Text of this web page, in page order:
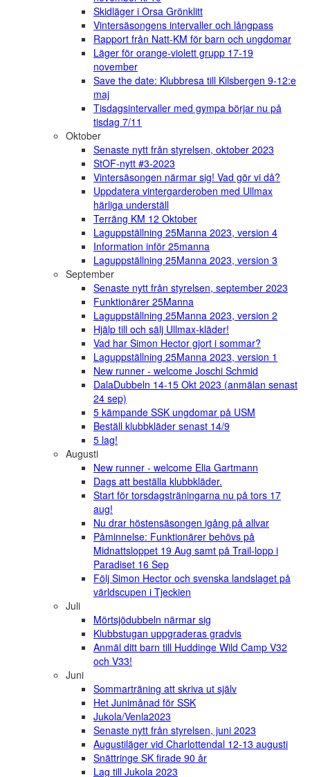
Skidläger i Orsa Grönklitt
Vintersäsongens intervaller och långpass
Rapport från Natt-KM för barn och ungdomar
Läger för orange-violett grupp 17-19
november
Save the date: Klubbresa till Kilsbergen 9-12:e
maj
Tisdagsintervaller med gympa börjar nu på
tisdag 7/11
Oktober
Senaste nytt från styrelsen, oktober 2023
StOF-nytt #3-2023
Vintersäsongen närmar sig! Vad gör vi då?
Uppdatera vintergarderoben med Ullmax
härliga underställ
Terräng KM 12 Oktober
Laguppställning 25Manna 2023, version 4
Information inför 25manna
Laguppställning 25Manna 2023, version 3
September
Senaste nytt från styrelsen, september 2023
Funktionärer 25Manna
Laguppställning 25Manna 2023, version 2
Hjälp till och sälj Ullmax-kläder!
Vad har Simon Hector gjort i sommar?
Laguppställning 25Manna 2023, version 1
New runner - welcome Joschi Schmid
DalaDubbeln 14-15 Okt 2023 (anmälan senast
24 sep)
5 kämpande SSK ungdomar på USM
Beställ klubbkläder senast 14/9
5 lag!
Augusti
New runner - welcome Elia Gartmann
Dags att beställa klubbkläder.
Start för torsdagsträningarna nu på tors 17
aug!
Nu drar höstensäsongen igång på allvar
Påminnelse: Funktionärer behövs på
Midnattsloppet 19 Aug samt på Trail-lopp i
Paradiset 16 Sep
Följ Simon Hector och svenska landslaget på
världscupen i Tjeckien
Juli
Mörtsjödubbeln närmar sig
Klubbstugan uppgraderas gradvis
Anmäl ditt barn till Huddinge Wild Camp V32
och V33!
Juni
Sommarträning att skriva ut själv
Het Junimånad för SSK
Jukola/Venla2023
Senaste nytt från styrelsen, juni 2023
Augustiläger vid Charlottendal 12-13 augusti
Snättringe SK firade 90 år
Lag till Jukola 2023